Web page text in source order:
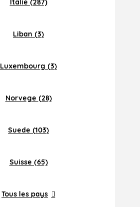
Italie (287)
Liban (3)
Luxembourg (3)
Norvege (28)
Suede (103)
Suisse (65)
Tous les pays